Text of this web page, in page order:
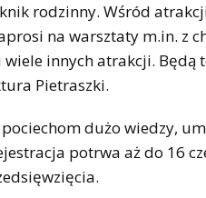
rodzinny. Wśród
na warsztaty m.in. z
innych atrakcji. Będą
Pietraszki.
dużo wiedzy,
potrwa aż do 16